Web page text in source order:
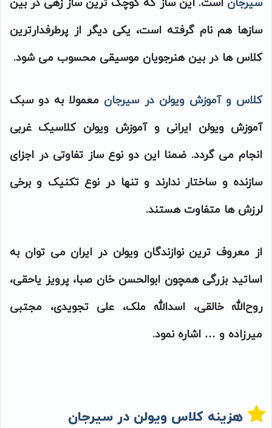
سیرجان است. این ساز که کوچک ترین ساز زهی در بین
سازها هم نام گرفته است، یکی دیگر از پرطرفدارترین
کلاس ها در بین هنرجویان موسیقی محسوب می شود.
کلاس و آموزش ویولن در سیرجان معمولا به دو سبک
آموزش ویولن ایرانی و آموزش ویولن کلاسیک غربی
انجام می گردد. ضمنا این دو نوع ساز تفاوتی در اجزای
سازنده و ساختار ندارند و تنها در نوع تکنیک و برخی
لرزش ها متفاوت هستند.
از معروف ترین نوازندگان ویولن در ایران می توان به
اساتید بزرگی همچون ابوالحسن خان صبا، پرویز یاحقی،
روح‌الله خالقی، اسدالله ملک، علی تجویدی، مجتبی
میرزاده و … اشاره نمود.
هزینه کلاس ویولن در سیرجان